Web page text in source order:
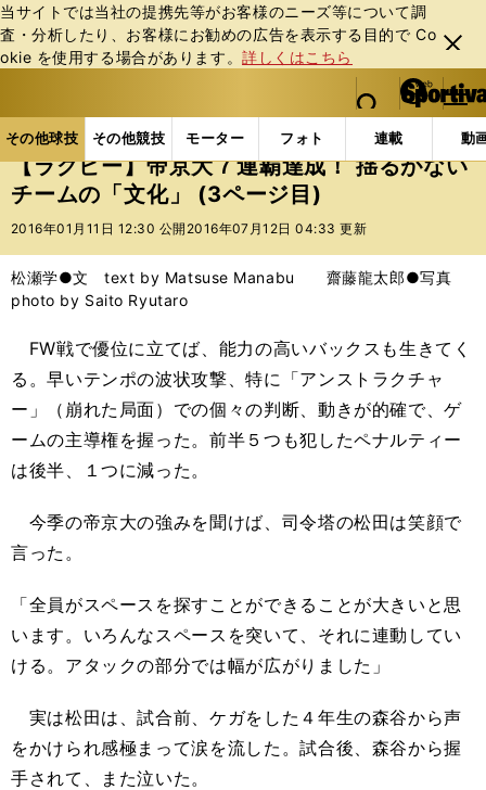
当サイトでは当社の提携先等がお客様のニーズ等について調
査・分析したり、お客様にお勧めの広告を表⽰する⽬的で Co
okie を使⽤する場合があります。詳しくはこちら
閉じ
る
web Sportiva (webスポルティーバ)
検索
マイペ
ー
ジ
メニュ
その他球技 その他競技 モーター フォト 連載 動
ス
ポ
ル
バ
その他球技の記事一覧 ラグビー 【ラグビー】帝京
【ラグビー】帝京大７連覇達成！ 揺るがない
チームの「文化」 (3ページ目)
2016年01月11日 12:30 公開 2016年07月12日 04:33 更新
松瀬学●文 text by Matsuse Manabu 齋藤龍太郎●写真
photo by Saito Ryutaro
FW戦で優位に立てば、能力の高いバックスも生きてく
る。早いテンポの波状攻撃、特に「アンストラクチャ
ー」（崩れた局面）での個々の判断、動きが的確で、ゲ
ームの主導権を握った。前半５つも犯したペナルティー
は後半、１つに減った。
今季の帝京大の強みを聞けば、司令塔の松田は笑顔で
言った。
「全員がスペースを探すことができることが大きいと思
います。いろんなスペースを突いて、それに連動してい
ける。アタックの部分では幅が広がりました」
実は松田は、試合前、ケガをした４年生の森谷から声
をかけられ感極まって涙を流した。試合後、森谷から握
手されて、また泣いた。